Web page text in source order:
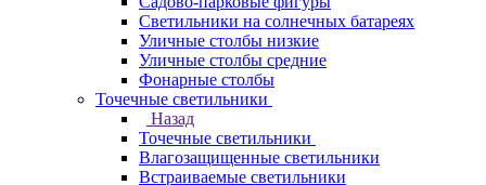
Светильники на солнечных батареях
Уличные столбы низкие
Уличные столбы средние
Фонарные столбы
Точечные светильники
Назад
Точечные светильники
Влагозащищенные светильники
Встраиваемые светильники